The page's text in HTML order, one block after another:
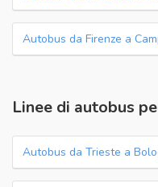
Autobus da Firenze a
Linee di autobus
Autobus da Trieste a